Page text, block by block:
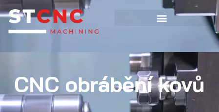
CNC obrábění kovů